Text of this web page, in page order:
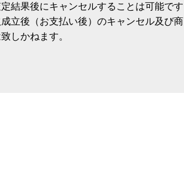
結果後にキャンセルすることは可能です
立後（お支払い後）のキャンセル及び商
しかねます。